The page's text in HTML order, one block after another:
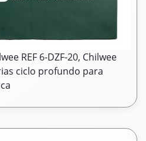
REF 6-DZF-20, Chilwee
ciclo profundo para